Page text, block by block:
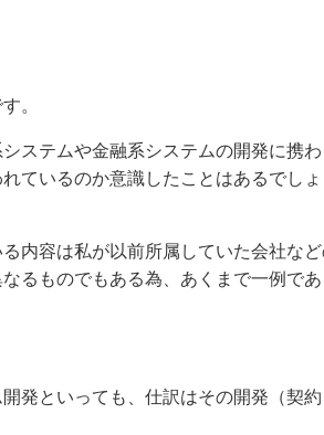
。
ステムや金融系システムの開発に携
ているのか意識したことはあるでし
内容は私が以前所属していた会社な
るものでもある為、あくまで一例で
発といっても、仕訳はその開発（契